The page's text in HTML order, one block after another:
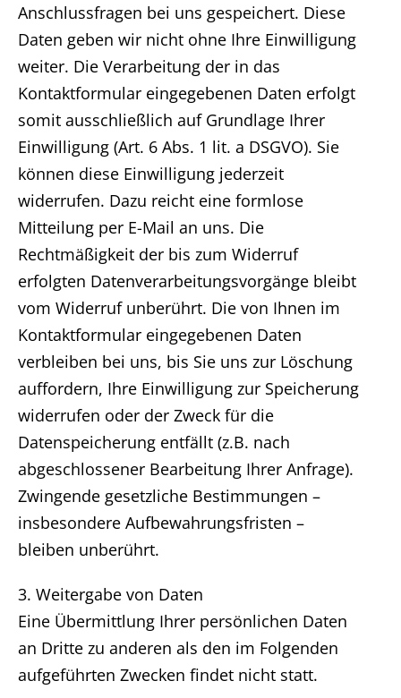
Anschlussfragen bei uns gespeichert. Diese
Daten geben wir nicht ohne Ihre Einwilligung
weiter. Die Verarbeitung der in das
Kontaktformular eingegebenen Daten erfolgt
somit ausschließlich auf Grundlage Ihrer
Einwilligung (Art. 6 Abs. 1 lit. a DSGVO). Sie
können diese Einwilligung jederzeit
widerrufen. Dazu reicht eine formlose
Mitteilung per E-Mail an uns. Die
Rechtmäßigkeit der bis zum Widerruf
erfolgten Datenverarbeitungsvorgänge bleibt
vom Widerruf unberührt. Die von Ihnen im
Kontaktformular eingegebenen Daten
verbleiben bei uns, bis Sie uns zur Löschung
auffordern, Ihre Einwilligung zur Speicherung
widerrufen oder der Zweck für die
Datenspeicherung entfällt (z.B. nach
abgeschlossener Bearbeitung Ihrer Anfrage).
Zwingende gesetzliche Bestimmungen –
insbesondere Aufbewahrungsfristen –
bleiben unberührt.
3. Weitergabe von Daten
Eine Übermittlung Ihrer persönlichen Daten
an Dritte zu anderen als den im Folgenden
aufgeführten Zwecken findet nicht statt.